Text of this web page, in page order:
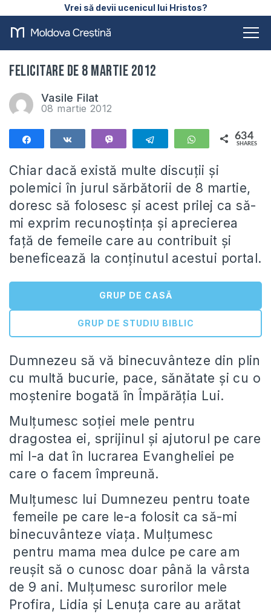
Vrei să devii ucenicul lui Hristos?
Felicitare de 8 martie 2012
Vasile Filat
08 martie 2012
Telegram WhatsApp
634
SHARES
Chiar dacă există multe discuții și
polemici în jurul sărbătorii de 8 martie,
doresc să folosesc și acest prilej ca să-
mi exprim recunoștința și aprecierea
față de femeile care au contribuit și
beneficează la conținutul acestui portal.
GRUP DE CASĂ
GRUP DE STUDIU BIBLIC
Dumnezeu să vă binecuvânteze din plin
cu multă bucurie, pace, sănătate și cu o
moștenire bogată în Împărăția Lui.
Mulțumesc soției mele pentru
dragostea ei, sprijinul și ajutorul pe care
mi l-a dat în lucrarea Evangheliei pe
care o facem împreună.
Mulțumesc lui Dumnezeu pentru toate
femeile pe care le-a folosit ca să-mi
binecuvânteze viața. Mulțumesc
pentru mama mea dulce pe care am
reușit să o cunosc doar până la vârsta
de 9 ani. Mulțumesc surorilor mele
Profira, Lidia și Lenuța care au arătat